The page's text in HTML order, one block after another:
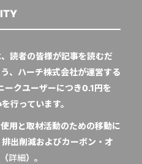
読者の皆様が記事を読むだ
、ハーチ株式会社が運営する
ークユーザーにつき0.1円を
行っています。
用と取材活動のための移動に
出削減およびカーボン・オ
詳細）。